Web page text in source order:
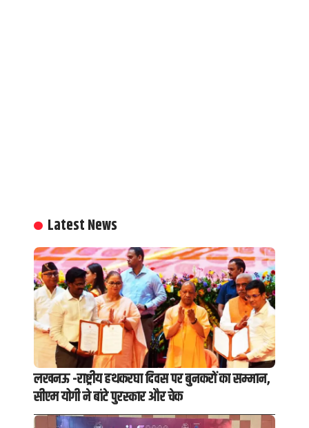
Latest News
लखनऊ -राष्ट्रीय हथकरघा दिवस पर बुनकरों का सम्मान,
सीएम योगी ने बांटे पुरस्कार और चेक